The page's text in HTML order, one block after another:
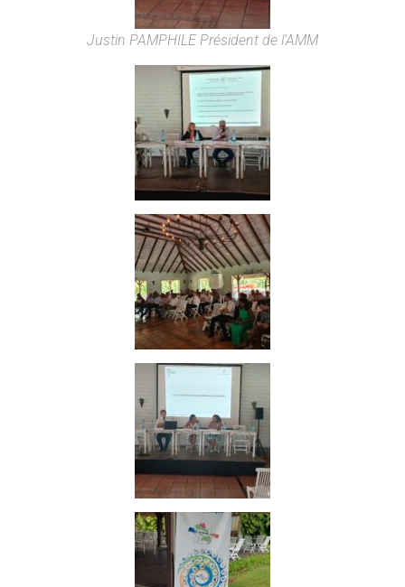
Justin PAMPHILE Président de l’AMM